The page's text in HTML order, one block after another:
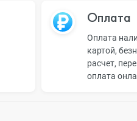
Оплата
Оплата
картой,
расчет,
оплата